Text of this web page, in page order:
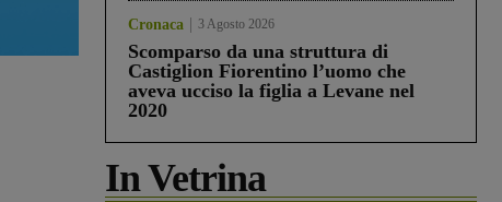
Cronaca 3 Agosto 2026
Scomparso da una struttura di
Castiglion Fiorentino l’uomo che
aveva ucciso la figlia a Levane nel
2020
In Vetrina